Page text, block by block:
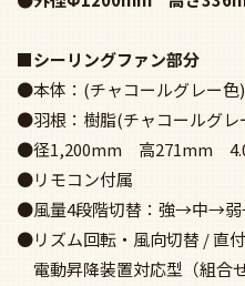
■シーリングファン部分
●本体：(チャコールグレー色)
●羽根：樹脂(チャコールグレ
●径1,200mm 高271mm
●リモコン付属
●風量4段階切替：強→中→
●リズム回転・風向切替 / 直
電動昇降装置対応型（組合